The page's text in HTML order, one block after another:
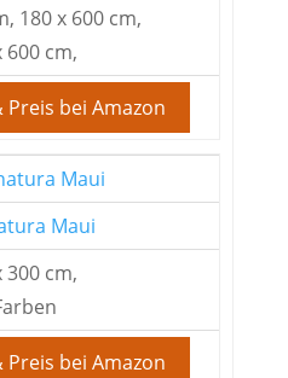
180 x 600 cm,
600 cm,
bei Amazon
Maui
300 cm,
bei Amazon